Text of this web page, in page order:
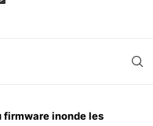
firmware inonde les